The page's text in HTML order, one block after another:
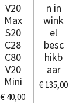
V20
Max
S20
C28
C80
V20
Mini
€ 40,00
n in
wink
el
besc
hikb
aar
€ 135,00